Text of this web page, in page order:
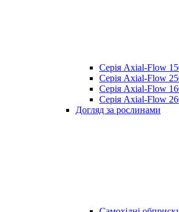
Серія Axial-Flow
Серія Axial-Flow
Серія Axial-Flow
Серія Axial-Flow
Догляд за рослинами